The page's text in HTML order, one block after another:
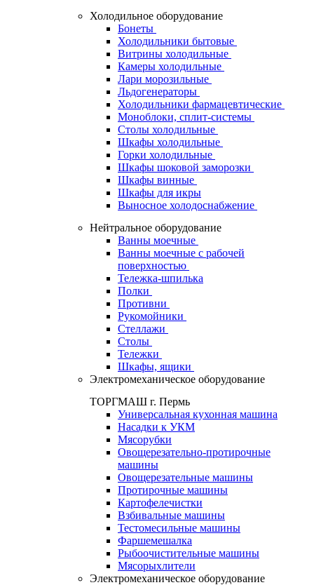
Холодильное оборудование
Бонеты
Холодильники бытовые
Витрины холодильные
Камеры холодильные
Лари морозильные
Льдогенераторы
Холодильники фармацевтические
Моноблоки, сплит-системы
Столы холодильные
Шкафы холодильные
Горки холодильные
Шкафы шоковой заморозки
Шкафы винные
Шкафы для икры
Выносное холодоснабжение
Нейтральное оборудование
Ванны моечные
Ванны моечные с рабочей
поверхностью
Тележка-шпилька
Полки
Противни
Рукомойники
Стеллажи
Столы
Тележки
Шкафы, ящики
Электромеханическое оборудование
ТОРГМАШ г. Пермь
Универсальная кухонная машина
Насадки к УКМ
Мясорубки
Овощерезательно-протирочные
машины
Овощерезательные машины
Протирочные машины
Картофелечистки
Взбивальные машины
Тестомесильные машины
Фаршемешалка
Рыбоочистительные машины
Мясорыхлители
Электромеханическое оборудование